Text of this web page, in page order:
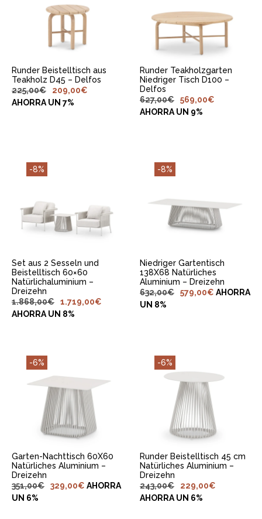
WARENKORB
LEGEN
Runder Beistelltisch aus
Teakholz D45 – Delfos
225,00€ 209,00€
AHORRA UN 7%
LEGEN
Runder Teakholzgarten
Niedriger Tisch D100 –
Delfos
627,00€ 569,00€
AHORRA UN 9%
-8%
WARENKORB
LEGEN
Set aus 2 Sesseln und
Beistelltisch 60×60
Natürlichaluminium –
Dreizehn
1.868,00€ 1.719,00€
AHORRA UN 8%
-8%
WARENKORB
LEGEN
Niedriger Gartentisch
138X68 Natürliches
Aluminium – Dreizehn
632,00€ 579,00€ AHORRA
UN 8%
-6%
WARENKORB
LEGEN
Garten-Nachttisch 60X60
Natürliches Aluminium –
Dreizehn
351,00€ 329,00€ AHORRA
UN 6%
-6%
IN DEN
WARENKORB
LEGEN
Runder Beistelltisch 45 cm
Natürliches Aluminium –
Dreizehn
243,00€ 229,00€
AHORRA UN 6%